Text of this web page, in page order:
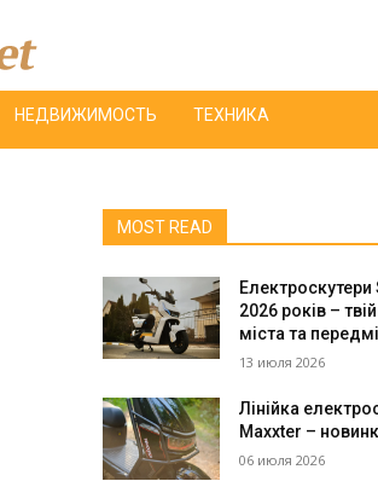
НЕДВИЖИМОСТЬ ТЕХНИКА
MOST READ
Електроскутери
2026 років –
міста та
13 июля 2026
Лінійка
Maxxter –
06 июля 2026